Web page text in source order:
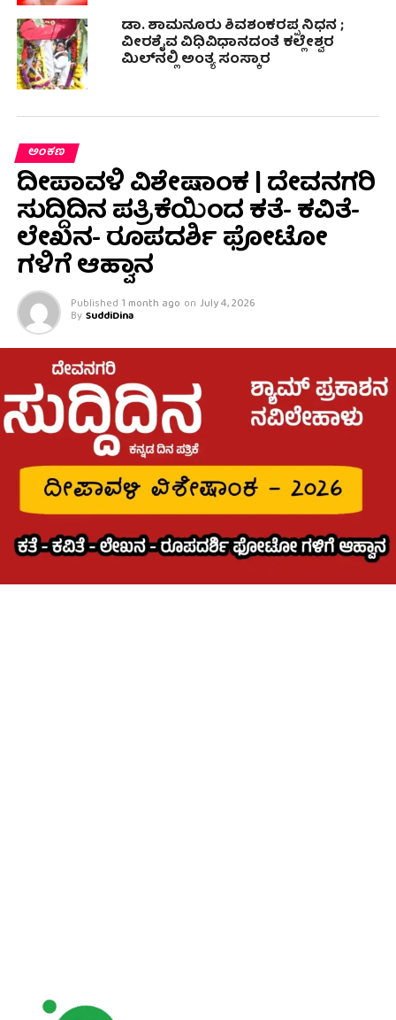
ಡಾ. ಶಾಮನೂರು ಶಿವಶಂಕರಪ್ಪ ನಿಧನ ;
ವೀರಶೈವ ವಿಧಿವಿಧಾನದಂತೆ ಕಲ್ಲೇಶ್ವರ
ಮಿಲ್‍ನಲ್ಲಿ ಅಂತ್ಯ ಸಂಸ್ಕಾರ
ಅಂಕಣ
ದೀಪಾವಳಿ ವಿಶೇಷಾಂಕ | ದೇವನಗರಿ
ಸುದ್ದಿದಿನ ಪತ್ರಿಕೆಯಿಂದ ಕತೆ- ಕವಿತೆ-
ಲೇಖನ- ರೂಪದರ್ಶಿ ಫೋಟೋ
ಗಳಿಗೆ ಆಹ್ವಾನ
Published 1 month ago on July 4, 2026
By SuddiDina